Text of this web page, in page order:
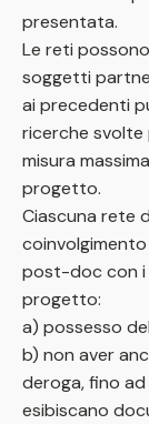
presentata.
Le reti
soggetti
ai precedenti
ricerche svolte
misura
progetto.
Ciascuna rete
post-doc con i
progetto:
a) possesso
b) non aver
deroga, fino
esibiscano